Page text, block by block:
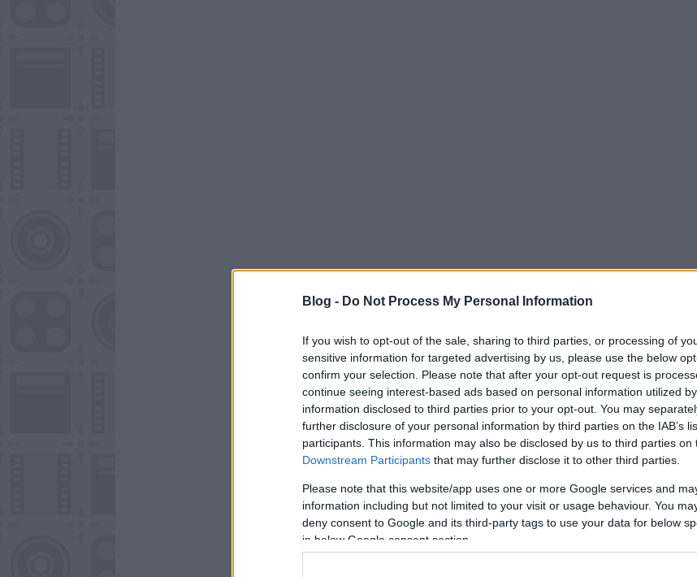
Blog - Do Not Process My Personal Information
If you wish to opt-out of the sale, sharing to third parties, or processing of
sensitive information for targeted advertising by us, please use the below
confirm your selection. Please note that after your opt-out request is
continue seeing interest-based ads based on personal information utilized
information disclosed to third parties prior to your opt-out. You may
further disclosure of your personal information by third parties on the IAB’s
participants. This information may also be disclosed by us to third parties on
Downstream Participants that may further disclose it to other third parties.
Please note that this website/app uses one or more Google services and
information including but not limited to your visit or usage behaviour. You
deny consent to Google and its third-party tags to use your data for below
in below Google consent section.